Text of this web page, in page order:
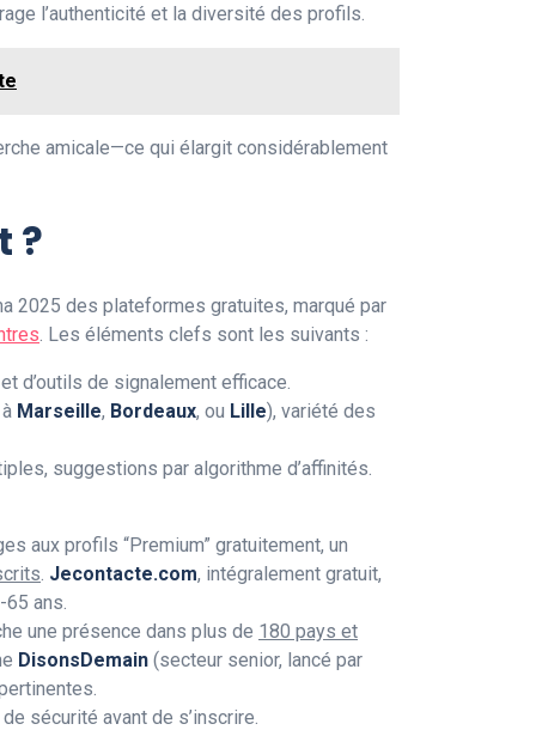
l’authenticité et la diversité des profils.
amicale—ce qui élargit considérablement
?
2025 des plateformes gratuites, marqué par
. Les éléments clefs sont les suivants :
d’outils de signalement efficace.
Marseille, Bordeaux, ou Lille), variété des
suggestions par algorithme d’affinités.
aux profils “Premium” gratuitement, un
. Jecontacte.com, intégralement gratuit,
ans.
une présence dans plus de 180 pays et
DisonsDemain (secteur senior, lancé par
sécurité avant de s’inscrire.